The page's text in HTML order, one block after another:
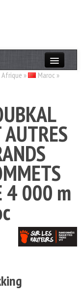
Afrique » Maroc »
AUTRES
4 000 m